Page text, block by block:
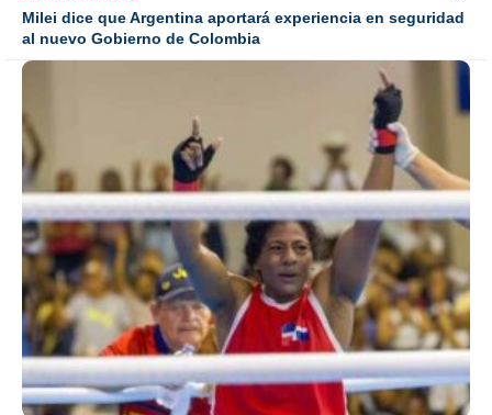
Milei dice que Argentina aportará experiencia en seguridad
al nuevo Gobierno de Colombia